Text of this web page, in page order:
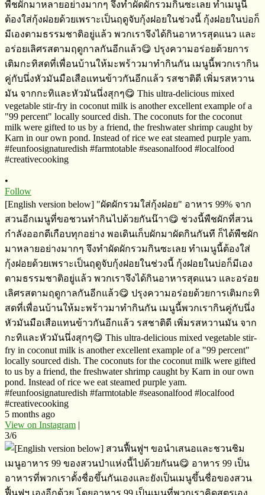
•
Follow
[English version below] "ผัดผักรวมใส่กุ้งฝอย" อาหาร​ 99% จาก
สวนอีกเมนู​ที่ขอชวนทำกินไปด้วยกันน๊าา😋 ช่วงนี้พืชผักที่สวน
กำลังออกดีเกือบทุกอย่าง​ พอเดินเก็บผักมาผัดกิน​กันที ก็ได้พืชผัก
มาหลายอย่างมากๆ​ จึงทำผัดผักรวมกินซะเลย ทำเมนูนี้ต้องใส่
กุ้งฝอยด้วยเพราะเป็นฤดูจับกุ้งฝอยในช่วงนี้​ กุ้งฝอยในบ่อก็มีเอง
ตาม​ธรรมชาติ​อยู่แล้ว​ พวกเราจึงได้กินอาหารสุดแนว​ และอร่อย
เลิศรสตามฤดูกาลกันอีกแล้ว😋 ปรุงความอร่อยด้วยการเติมกะทิ​
สดที่เพื่อนบ้านให้มะพร้าวมาทำกินกัน​ เมนูนี้พวกเรากินคู่กับนึ่ง
หัวมันมือเสือแทนข้าวกันอีกแล้ว​ รสชาติ​ดี​ เพิ่มรสหวานมัน​ จาก
กะทิและหัวมันนึ่งสุกๆ😋 This ultra-delicious mixed vegetable stir-
fry in coconut milk is another excellent example of a "99 percent"
locally sourced dish. The coconuts for the coconut milk were gifted
to us by a friend, the freshwater shrimp caught by Karn in our own
pond. Instead of rice we eat steamed purple yam.
#feunfoosignaturedish #farmtotable #seasonalfood #localfood
#creativecooking
5 months ago
View on Instagram |
3/6